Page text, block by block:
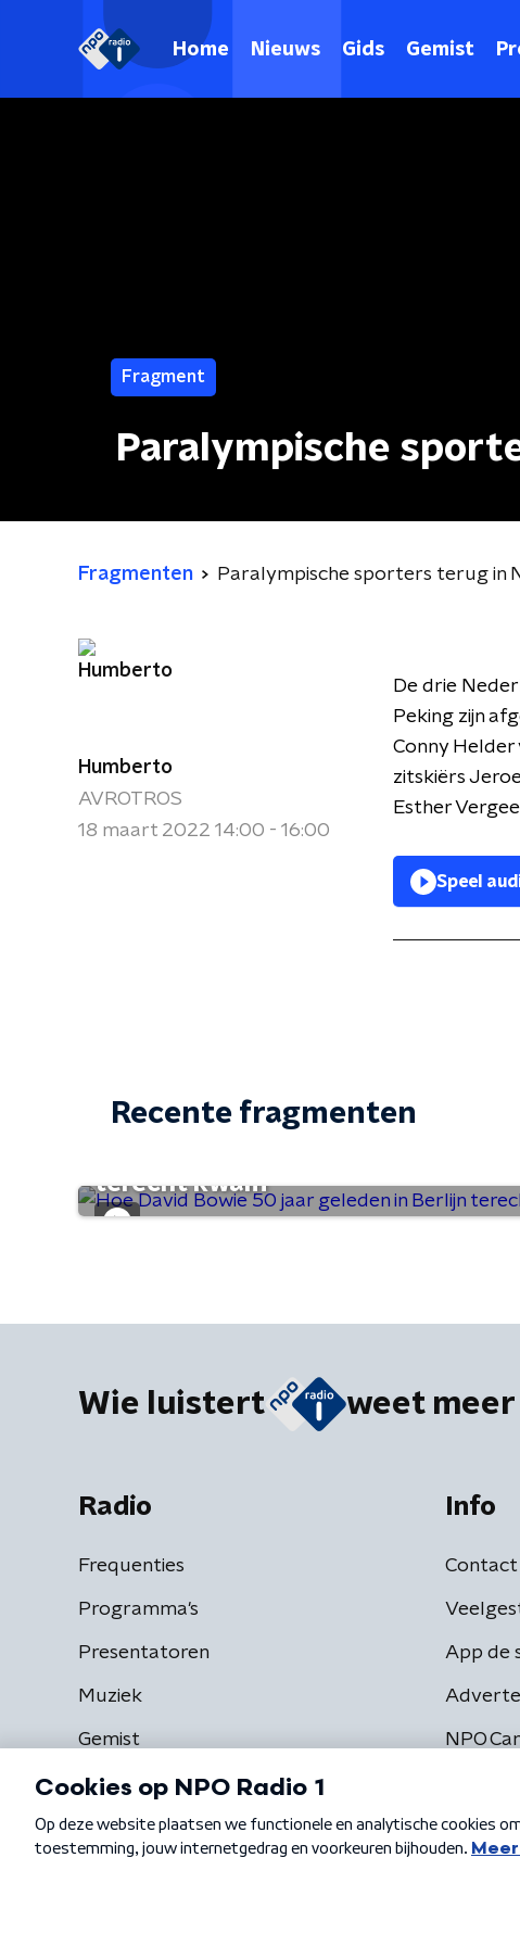
Home Nieuws Gids Gemist
Fragment
Paralympische
Fragmenten Paralympische sporters terug in
Humberto
AVROTROS
18 maart 2022 14:00 - 16:00
De drie
Peking zijn
Conny Helder
zitskiërs
Esther
Speel
Recente fragmenten
terecht kwam
Wie luistert weet meer
Radio
Frequenties
Programma's
Presentatoren
Muziek
Gemist
Info
Contact
App de
NPO
Algemene voorwaarden Privacybeleid